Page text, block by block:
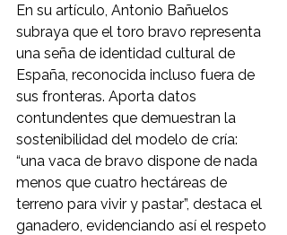
En su artículo, Antonio Bañuelos
subraya que el toro bravo representa
una seña de identidad cultural de
España, reconocida incluso fuera de
sus fronteras. Aporta datos
contundentes que demuestran la
sostenibilidad del modelo de cría:
“una vaca de bravo dispone de nada
menos que cuatro hectáreas de
terreno para vivir y pastar”, destaca el
ganadero, evidenciando así el respeto